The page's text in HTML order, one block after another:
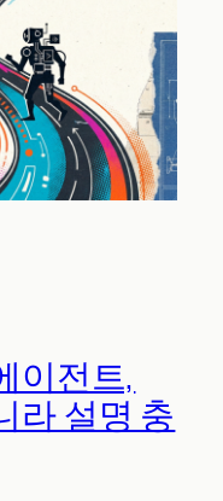
이전트,
라 설명 충